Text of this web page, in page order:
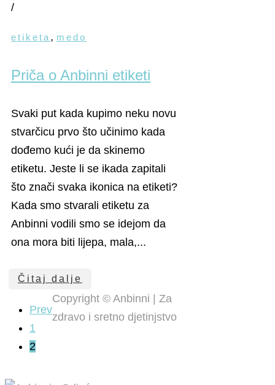
/
etiketa , medo
Priča o Anbinni etiketi
Svaki put kada kupimo neku novu
stvarčicu prvo što učinimo kada
dođemo kući je da skinemo
etiketu. Jeste li se ikada zapitali
što znači svaka ikonica na etiketi?
Kada smo stvarali etiketu za
Anbinni vodili smo se idejom da
ona mora biti lijepa, mala,...
Čitaj dalje
Prev
1
2
Copyright © Anbinni | Za
zdravo i sretno djetinjstvo